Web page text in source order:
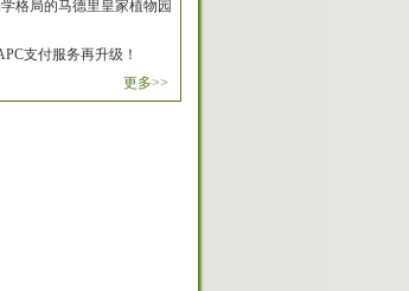
格局的马德里皇家植物园
支付服务再升级！
更多>>